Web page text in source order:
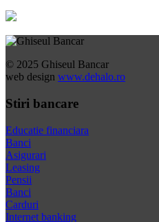
© 2025 Ghiseul Bancar
web design www.dehalo.ro
Stiri bancare
Educatie financiara
Banci
Asigurari
Leasing
Pensii
Banci
Carduri
Internet banking